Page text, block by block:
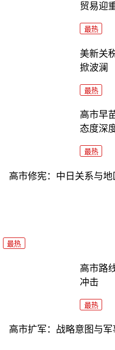
贸易迎
最热
美新关
掀波澜
最热
高市早
态度深
最热
高市修宪：中日关系与
最热
高市路
冲击
最热
高市扩军：战略意图与